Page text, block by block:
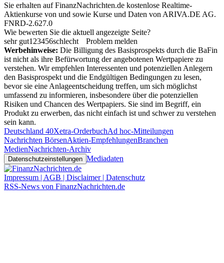
Sie erhalten auf FinanzNachrichten.de kostenlose Realtime-
Aktienkurse von und sowie Kurse und Daten von ARIVA.DE AG.
FNRD-2.627.0
Wie bewerten Sie die aktuell angezeigte Seite?
sehr gut1 23456schlecht
Problem melden
Werbehinweise: Die Billigung des Basisprospekts durch die BaFin
ist nicht als ihre Befürwortung der angebotenen Wertpapiere zu
verstehen. Wir empfehlen Interessenten und potenziellen Anlegern
den Basisprospekt und die Endgültigen Bedingungen zu lesen,
bevor sie eine Anlageentscheidung treffen, um sich möglichst
umfassend zu informieren, insbesondere über die potenziellen
Risiken und Chancen des Wertpapiers. Sie sind im Begriff, ein
Produkt zu erwerben, das nicht einfach ist und schwer zu verstehen
sein kann.
Deutschland 40Xetra-OrderbuchAd hoc-Mitteilungen
Nachrichten BörsenAktien-EmpfehlungenBranchen
MedienNachrichten-Archiv
Datenschutzeinstellungen Mediadaten
Impressum | AGB | Disclaimer | Datenschutz
RSS-News von FinanzNachrichten.de